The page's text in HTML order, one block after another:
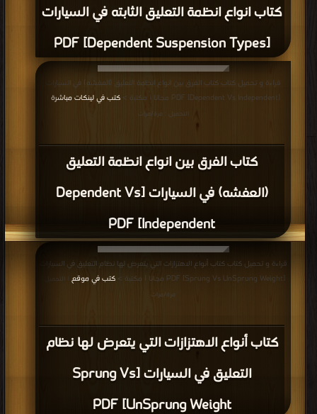
كتاب انواع انظمة التعليق الثابته في السيارات
[Dependent Suspension Types] PDF
كتاب الفرق بين انواع انظمة التعليق
(العفشه) في السيارات [Dependent Vs
Independent] PDF
قراءة و تحميل كتاب كتاب الفرق بين انواع انظمة التعليق (العفشه) في السيارات
[Dependent Vs Independent] PDF مجانا | مكتبة >
كتب في لينكات مباشرة
التحميل : مرة/مرات
كتاب أنواع الاهتزازات التي يتعرض لها نظام
التعليق في السيارات [Sprung Vs
UnSprung Weight] PDF
قراءة و تحميل كتاب كتاب أنواع الاهتزازات التي يتعرض لها نظام التعليق في السيارات
[Sprung Vs UnSprung Weight] PDF مجانا | مكتبة >
كتب في موقع
| التحميل :
مرة/مرات